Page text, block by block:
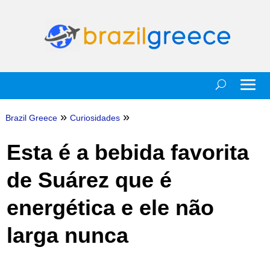
Brazil Greece » Curiosidades »
Esta é a bebida favorita
de Suárez que é
energética e ele não
larga nunca